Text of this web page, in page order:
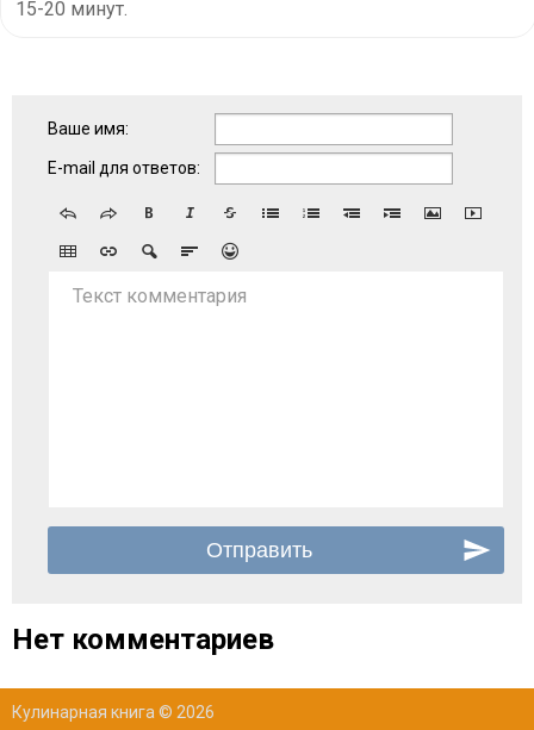
15-20 минут.
Ваше имя:
E-mail для ответов:
Текст комментария
Нет комментариев
Кулинарная книга © 2026